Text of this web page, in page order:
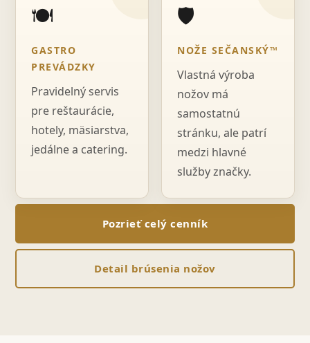
🍽️
GASTRO
PREVÁDZKY
Pravidelný servis
pre reštaurácie,
hotely, mäsiarstva,
jedálne a catering.
🛡️
NOŽE SEČANSKÝ™
Vlastná výroba
nožov má
samostatnú
stránku, ale patrí
medzi hlavné
služby značky.
Pozrieť celý cenník
Detail brúsenia nožov